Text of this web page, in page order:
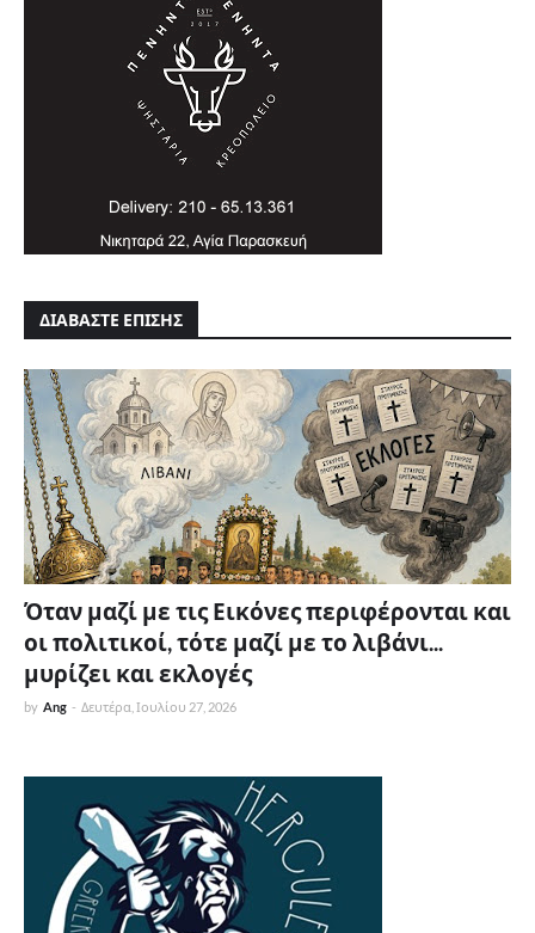
ΔΙΑΒΑΣΤΕ ΕΠΙΣΗΣ
Όταν μαζί με τις Εικόνες περιφέρονται και
οι πολιτικοί, τότε μαζί με το λιβάνι...
μυρίζει και εκλογές
by Ang - Δευτέρα, Ιουλίου 27, 2026